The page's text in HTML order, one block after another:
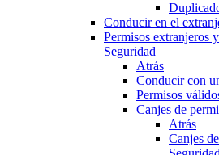
Conducir en el
Permisos extranjeros
Seguridad
Atrás
Conducir con
Permisos
Canjes de
Atrás
Canjes